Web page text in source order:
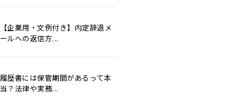
【企業用・文例付き】内定辞退メ
ールへの返信方...
履歴書には保管期間があるって本
当？法律や実務...